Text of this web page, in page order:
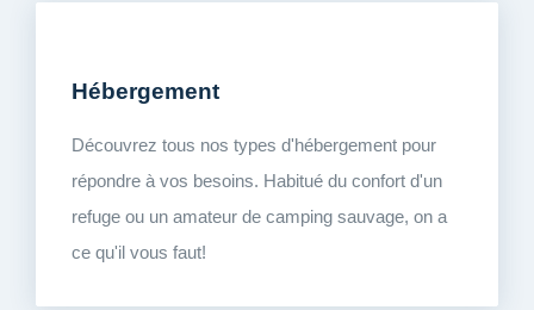
Hébergement
Découvrez tous nos types d'hébergement pour
répondre à vos besoins. Habitué du confort d'un
refuge ou un amateur de camping sauvage, on a
ce qu'il vous faut!